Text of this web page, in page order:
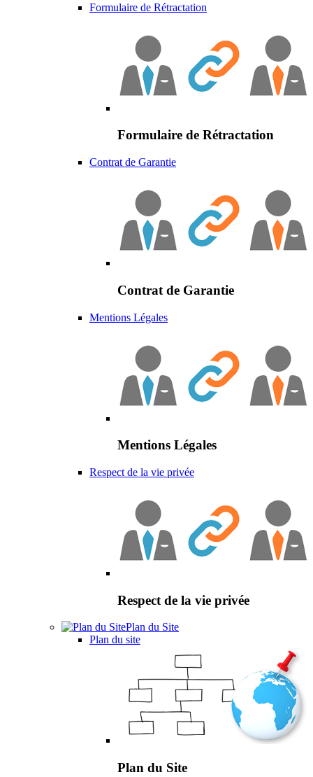
Formulaire de Rétractation
Formulaire de Rétractation
Contrat de Garantie
Contrat de Garantie
Mentions Légales
Mentions Légales
Respect de la vie privée
Respect de la vie privée
Plan du Site
Plan du site
Plan du Site